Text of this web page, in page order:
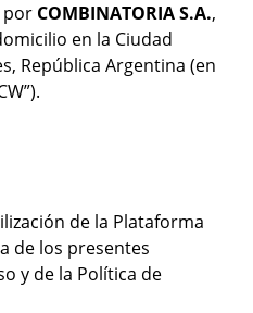
por COMBINATORIA S.A.,
en la Ciudad
República Argentina (en
de la Plataforma
de los presentes
y de la Política de